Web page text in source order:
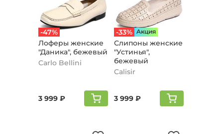
-47%
Лоферы женские
"Даника", бежевый
Carlo Bellini
3 999 ₽
-33% Aкция
Слипоны женские
"Устинья",
бежевый
Calisir
3 999 ₽